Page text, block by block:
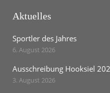
Aktuelles
Sportler des Jahres
6. August 2026
Ausschreibung Hooksiel
3. August 2026